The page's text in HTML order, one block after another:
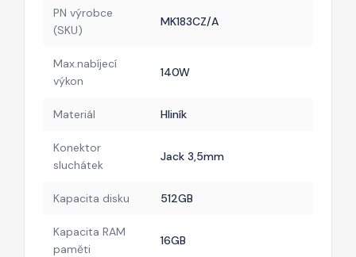
PN výrobce
(SKU)
MK183CZ/A
Max.nabíjecí
výkon
140W
Materiál Hliník
Konektor
sluchátek
Jack 3,5mm
Kapacita disku 512GB
Kapacita RAM
paměti
16GB